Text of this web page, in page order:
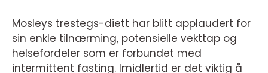
Mosleys trestegs-diett har blitt applaudert for
sin enkle tilnærming, potensielle vekttap og
helsefordeler som er forbundet med
intermittent fasting. Imidlertid er det viktig å